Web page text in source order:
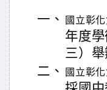
一、 國立彰
年度
三）
二、
國立彰